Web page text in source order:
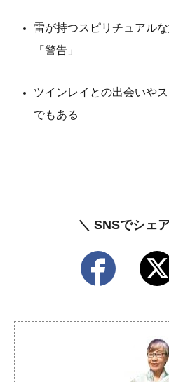
雷が持つスピリチュアル
「警告」
ツインレイとの出会いや
でもある
＼ SNSでシェ